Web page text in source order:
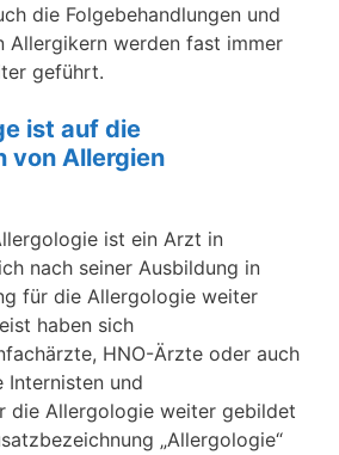
die Folgebehandlungen und
Allergikern werden fast immer
geführt.
ist auf die
von Allergien
ist ein Arzt in
nach seiner Ausbildung in
für die Allergologie weiter
haben sich
HNO-Ärzte oder auch
Internisten und
die Allergologie weiter gebildet
„Allergologie“